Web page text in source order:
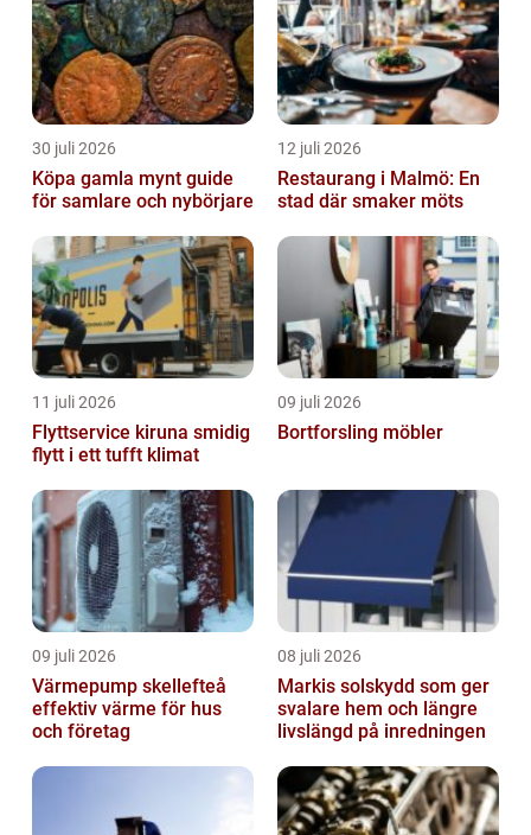
30 juli 2026
Köpa gamla mynt guide
för samlare och nybörjare
12 juli 2026
Restaurang i Malmö: En
stad där smaker möts
11 juli 2026
Flyttservice kiruna smidig
flytt i ett tufft klimat
09 juli 2026
Bortforsling möbler
09 juli 2026
Värmepump skellefteå
effektiv värme för hus
och företag
08 juli 2026
Markis solskydd som ger
svalare hem och längre
livslängd på inredningen